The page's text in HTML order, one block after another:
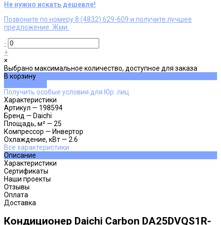
Не нужно искать дешевле!
Позвоните по номеру 8 (4832) 629-609 и получите лучшее
предложение. Жми.
-
+
×
Выбрано максимальное количество, доступное для заказа
В корзину
Получить особые условия для Юр. лиц
Характеристики
Артикул — 198594
Бренд — Daichi
Площадь, м² — 25
Компрессор — Инвертор
Охлаждение, кВт — 2.6
Все характеристики
Описание
Характеристики
Сертификаты
Наши проекты
Отзывы
Оплата
Доставка
Кондиционер Daichi Carbon DA25DVQS1R-